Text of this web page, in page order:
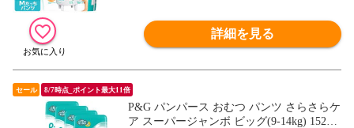
詳細を見る
セール 8/7時点_ポイント最大11倍
P&G パンパース おむつ パンツ さらさらケ
ア スーパージャンボ ビッグ(9-14kg) 152枚